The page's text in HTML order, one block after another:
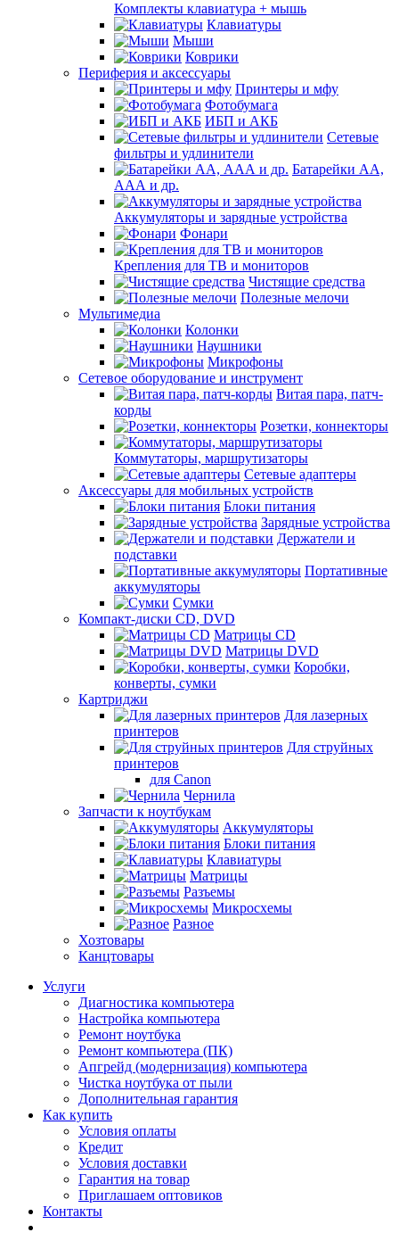
Комплекты клавиатура + мышь
Клавиатуры
Мыши
Коврики
Периферия и аксессуары
Принтеры и мфу
Фотобумага
ИБП и АКБ
Сетевые
фильтры и удлинители
Батарейки АА,
ААА и др.
Аккумуляторы и зарядные устройства
Фонари
Крепления для ТВ и мониторов
Чистящие средства
Полезные мелочи
Мультимедиа
Колонки
Наушники
Микрофоны
Сетевое оборудование и инструмент
Витая пара, патч-
корды
Розетки, коннекторы
Коммутаторы, маршрутизаторы
Сетевые адаптеры
Аксессуары для мобильных устройств
Блоки питания
Зарядные устройства
Держатели и
подставки
Портативные
аккумуляторы
Сумки
Компакт-диски CD, DVD
Матрицы CD
Матрицы DVD
Коробки,
конверты, сумки
Картриджи
Для лазерных
принтеров
Для струйных
принтеров
для Canon
Чернила
Запчасти к ноутбукам
Аккумуляторы
Блоки питания
Клавиатуры
Матрицы
Разъемы
Микросхемы
Разное
Хозтовары
Канцтовары
Услуги
Диагностика компьютера
Настройка компьютера
Ремонт ноутбука
Ремонт компьютера (ПК)
Апгрейд (модернизация) компьютера
Чистка ноутбука от пыли
Дополнительная гарантия
Как купить
Условия оплаты
Кредит
Условия доставки
Гарантия на товар
Приглашаем оптовиков
Контакты